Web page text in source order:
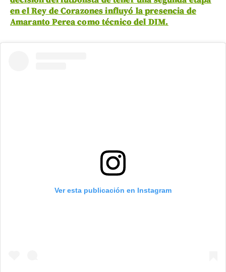
en el Rey de Corazones influyó la presencia de
Amaranto Perea como técnico del DIM.
Ver esta publicación en Instagram